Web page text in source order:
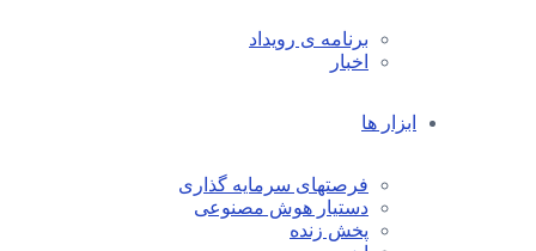
برنامه ی رویداد
اخبار
ابزار ها
فرصتهای سرمایه گذاری
دستیار هوش مصنوعی
پخش زنده